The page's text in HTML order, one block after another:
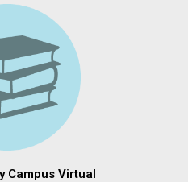
Campus Virtual